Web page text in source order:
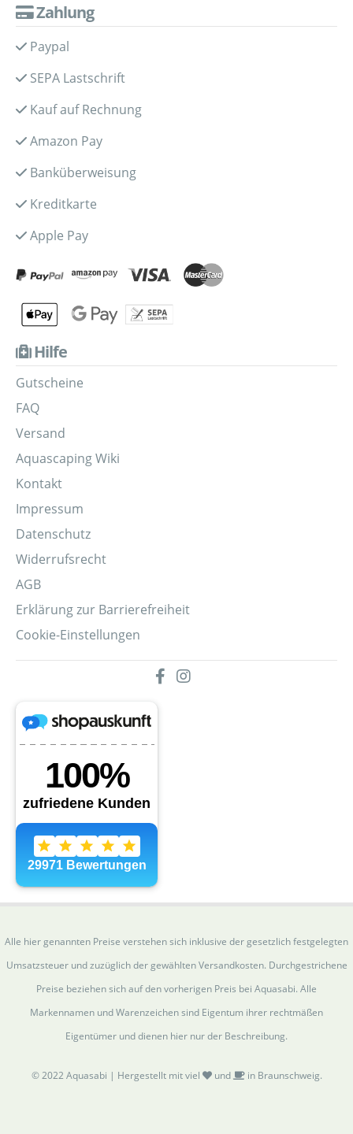
Zahlung
Paypal
SEPA Lastschrift
Kauf auf Rechnung
Amazon Pay
Banküberweisung
Kreditkarte
Apple Pay
Hilfe
Gutscheine
FAQ
Versand
Aquascaping Wiki
Kontakt
Impressum
Datenschutz
Widerrufsrecht
AGB
Erklärung zur Barrierefreiheit
Cookie-Einstellungen
Alle hier genannten Preise verstehen sich inklusive der gesetzlich festgelegten
Umsatzsteuer und zuzüglich der gewählten Versandkosten. Durchgestrichene
Preise beziehen sich auf den vorherigen Preis bei Aquasabi. Alle
Markennamen und Warenzeichen sind Eigentum ihrer rechtmäßen
Eigentümer und dienen hier nur der Beschreibung.
© 2022 Aquasabi | Hergestellt mit viel und in Braunschweig.